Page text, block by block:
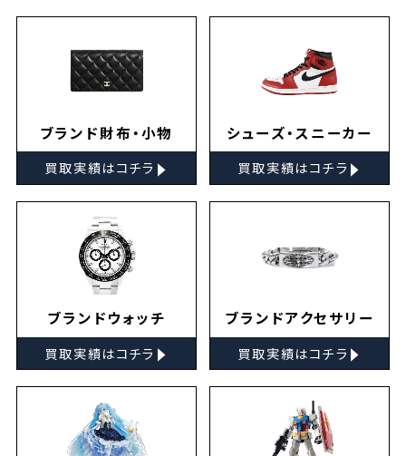
ブランド財布・小物
買取実績はコチラ ▸
シューズ・スニーカー
買取実績はコチラ ▸
ブランドウォッチ
買取実績はコチラ ▸
ブランドアクセサリー
買取実績はコチラ ▸